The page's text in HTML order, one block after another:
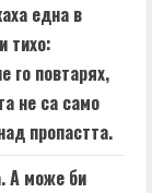
една в
тихо:
го повтарях,
не са само
пропастта.
А може би